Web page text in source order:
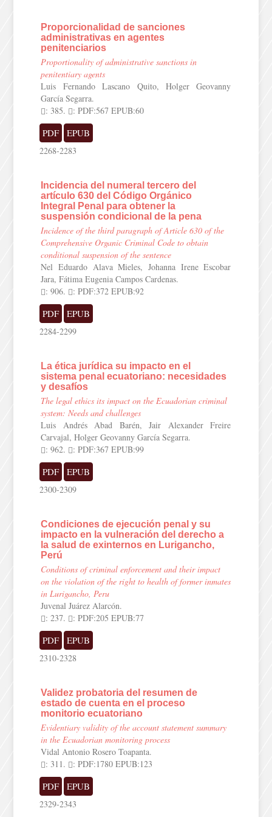
Proporcionalidad de sanciones
administrativas en agentes
penitenciarios
Proportionality of administrative sanctions in
penitentiary agents
Luis Fernando Lascano Quito, Holger Geovanny
García Segarra.
: 385.
: PDF:567 EPUB:60
PDF EPUB
2268-2283
Incidencia del numeral tercero del
artículo 630 del Código Orgánico
Integral Penal para obtener la
suspensión condicional de la pena
Incidence of the third paragraph of Article 630 of the
Comprehensive Organic Criminal Code to obtain
conditional suspension of the sentence
Nel Eduardo Alava Mieles, Johanna Irene Escobar
Jara, Fátima Eugenia Campos Cardenas.
: 906.
: PDF:372 EPUB:92
PDF EPUB
2284-2299
La ética jurídica su impacto en el
sistema penal ecuatoriano: necesidades
y desafíos
The legal ethics its impact on the Ecuadorian criminal
system: Needs and challenges
Luis Andrés Abad Barén, Jair Alexander Freire
Carvajal, Holger Geovanny García Segarra.
: 962.
: PDF:367 EPUB:99
PDF EPUB
2300-2309
Condiciones de ejecución penal y su
impacto en la vulneración del derecho a
la salud de exinternos en Lurigancho,
Perú
Conditions of criminal enforcement and their impact
on the violation of the right to health of former inmates
in Lurigancho, Peru
Juvenal Juárez Alarcón.
: 237.
: PDF:205 EPUB:77
PDF EPUB
2310-2328
Validez probatoria del resumen de
estado de cuenta en el proceso
monitorio ecuatoriano
Evidentiary validity of the account statement summary
in the Ecuadorian monitoring process
Vidal Antonio Rosero Toapanta.
: 311.
: PDF:1780 EPUB:123
PDF EPUB
2329-2343